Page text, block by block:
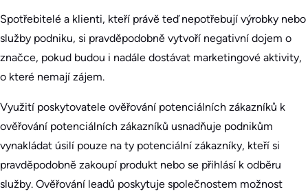
Spotřebitelé a klienti, kteří právě teď nepotřebují výrobky nebo
služby podniku, si pravděpodobně vytvoří negativní dojem o
značce, pokud budou i nadále dostávat marketingové aktivity,
o které nemají zájem.
Využití poskytovatele ověřování potenciálních zákazníků k
ověřování potenciálních zákazníků usnadňuje podnikům
vynakládat úsilí pouze na ty potenciální zákazníky, kteří si
pravděpodobně zakoupí produkt nebo se přihlásí k odběru
služby. Ověřování leadů poskytuje společnostem možnost